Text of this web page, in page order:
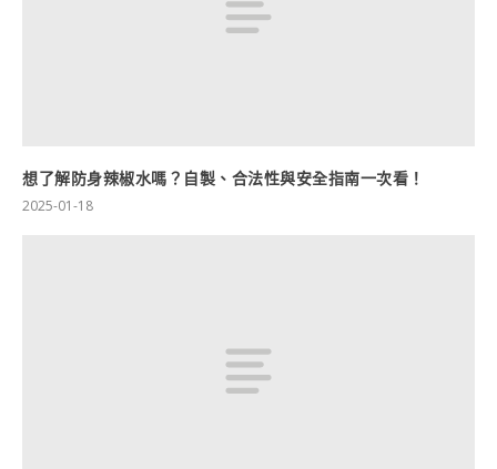
想了解防身辣椒水嗎？自製、合法性與安全指南一次看！
2025-01-18